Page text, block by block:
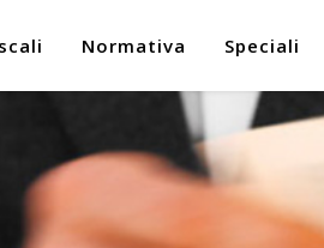
Normativa Speciali